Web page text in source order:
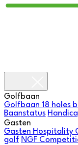
Golfbaan
Golfbaan 18 holes
Baanstatus
Gasten
Gasten Hospitality
golf NGF